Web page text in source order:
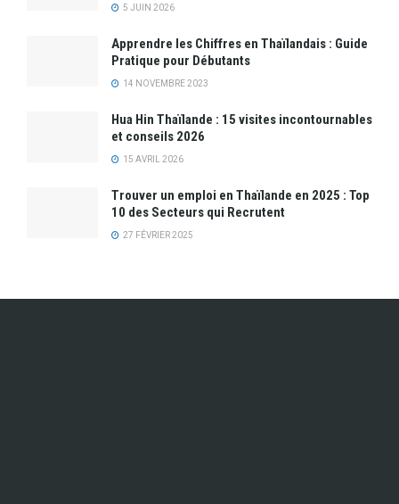
5 JUIN 2026
Apprendre les Chiffres en Thaïlandais : Guide
Pratique pour Débutants
14 NOVEMBRE 2023
Hua Hin Thaïlande : 15 visites incontournables
et conseils 2026
15 AVRIL 2026
Trouver un emploi en Thaïlande en 2025 : Top
10 des Secteurs qui Recrutent
27 FÉVRIER 2025